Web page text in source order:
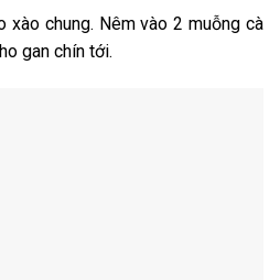
xào chung. Nêm vào 2 muỗng cà
gan chín tới.